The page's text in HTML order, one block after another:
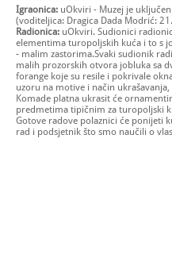
Igraonica: uOkviri - Muzej je
(voditeljica: Dragica Dada Modrić:
Radionica: uOkviri. Sudionici
elementima turopoljskih kuća i to s
- malim zastorima.Svaki sudionik
malih prozorskih otvora jobluka sa
forange koje su resile i pokrivale
uzoru na motive i način
Komade platna ukrasit će
predmetima tipičnim za turopoljski
Gotove radove polaznici će ponijeti
rad i podsjetnik što smo naučili o